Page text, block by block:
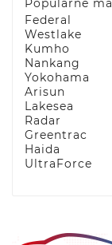
Popularne
Federal
Westlake
Kumho
Nankang
Yokohama
Arisun
Lakesea
Radar
Greentrac
Haida
UltraForce